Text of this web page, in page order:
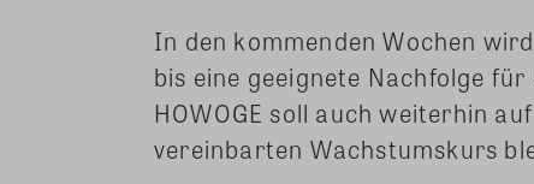
In den kommenden Wochen
bis eine geeignete Nachfolge
HOWOGE soll auch weiterhin
vereinbarten Wachstumskurs